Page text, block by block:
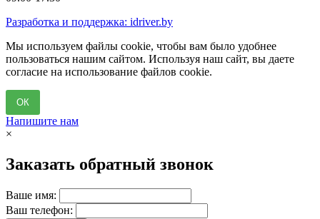
Разработка и поддержка: idriver.by
Мы используем файлы cookie, чтобы вам было удобнее
пользоваться нашим сайтом. Используя наш сайт, вы даете
согласие на использование файлов cookie.
ОК
Напишите нам
×
Заказать обратный звонок
Ваше имя:
Ваш телефон: